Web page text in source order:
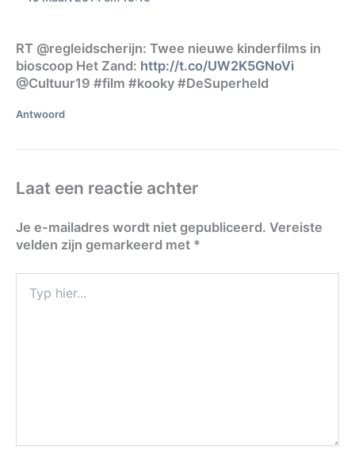
RT @regleidscherijn: Twee nieuwe kinderfilms in
bioscoop Het Zand: http://t.co/UW2K5GNoVi
@Cultuur19 #film #kooky #DeSuperheld
Antwoord
Laat een reactie achter
Je e-mailadres wordt niet gepubliceerd. Vereiste
velden zijn gemarkeerd met *
hier...